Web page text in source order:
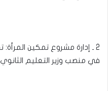
2 ـ إدارة مشروع تمكين
في منصب وزير التعليم